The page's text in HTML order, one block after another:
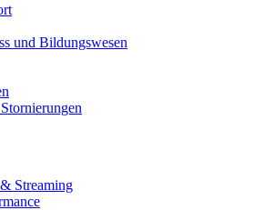
und Bildungswesen
Streaming